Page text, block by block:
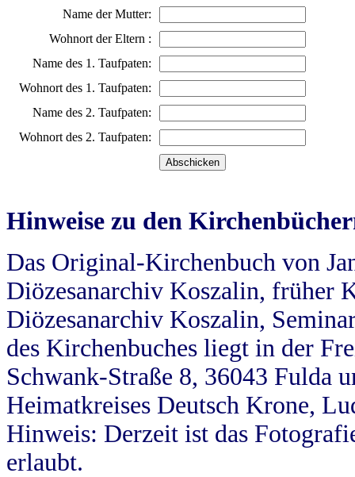
Name der Mutter:
Wohnort der Eltern :
Name des 1. Taufpaten:
Wohnort des 1. Taufpaten:
Name des 2. Taufpaten:
Wohnort des 2. Taufpaten:
Hinweise zu den
Das Original-Kirchenbuch von
Diözesanarchiv Koszalin, früher
Diözesanarchiv Koszalin,
des Kirchenbuches liegt in der
Schwank-Straße 8, 36043 Fulda
Heimatkreises Deutsch Krone,
Hinweis: Derzeit ist das
erlaubt.